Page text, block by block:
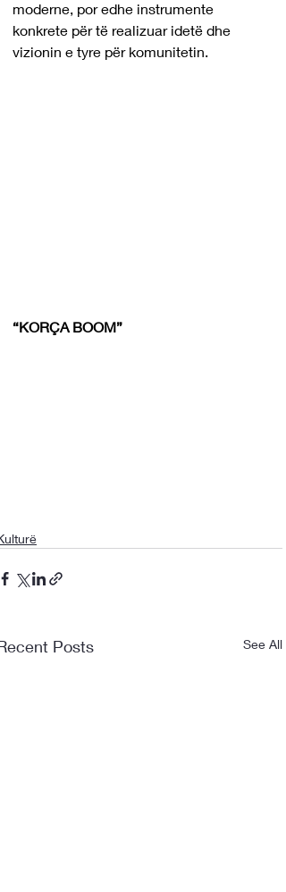
moderne, por edhe instrumente
konkrete për të realizuar idetë dhe
vizionin e tyre për komunitetin.
“KORÇA BOOM”
Posts See All